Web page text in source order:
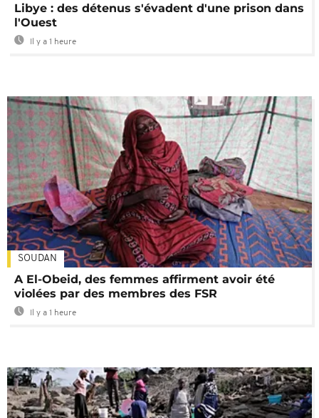
Libye : des détenus s'évadent d'une prison dans
l'Ouest
Il y a 1 heure
SOUDAN
A El-Obeid, des femmes affirment avoir été
violées par des membres des FSR
Il y a 1 heure